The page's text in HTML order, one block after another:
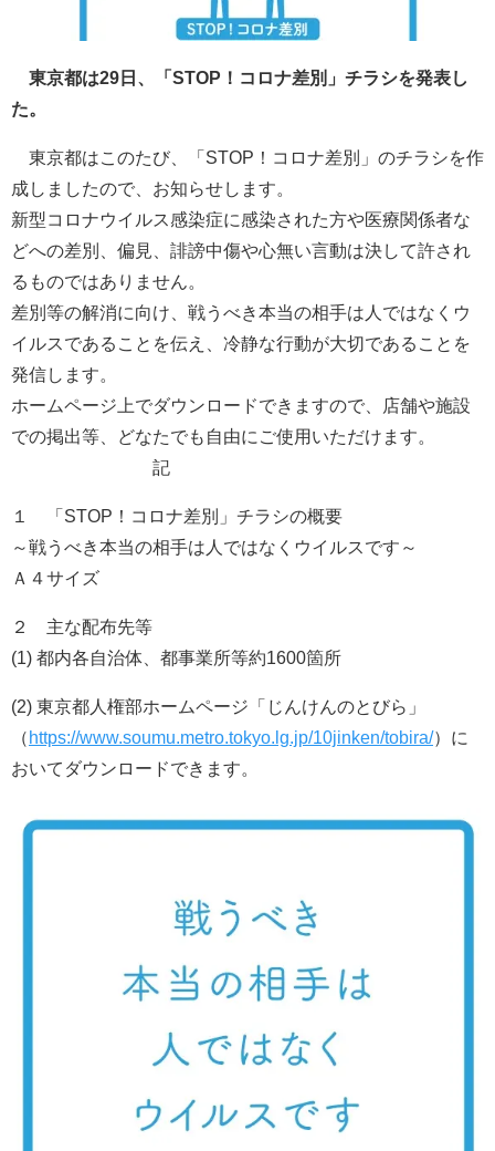
東京都は29日、「STOP！コロナ差別」チラシを発表し
た。
東京都はこのたび、「STOP！コロナ差別」のチラシを作
成しましたので、お知らせします。
新型コロナウイルス感染症に感染された方や医療関係者な
どへの差別、偏見、誹謗中傷や心無い言動は決して許され
るものではありません。
差別等の解消に向け、戦うべき本当の相手は人ではなくウ
イルスであることを伝え、冷静な行動が大切であることを
発信します。
ホームページ上でダウンロードできますので、店舗や施設
での掲出等、どなたでも自由にご使用いただけます。
記
１ 「STOP！コロナ差別」チラシの概要
～戦うべき本当の相手は人ではなくウイルスです～
Ａ４サイズ
２ 主な配布先等
(1) 都内各自治体、都事業所等約1600箇所
(2) 東京都人権部ホームページ「じんけんのとびら」
（ https://www.soumu.metro.tokyo.lg.jp/10jinken/tobira/）に
おいてダウンロードできます。